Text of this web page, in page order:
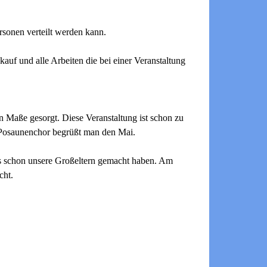
verteilt werden kann.
und alle Arbeiten die bei einer Veranstaltung
gesorgt. Diese Veranstaltung ist schon zu
begrüßt man den Mai.
unsere Großeltern gemacht haben. Am